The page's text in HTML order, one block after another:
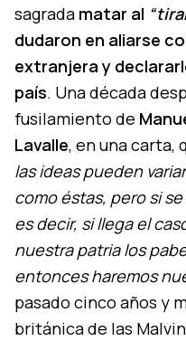
sagrada matar al
dudaron en aliarse
extranjera y
país. Una década
fusilamiento de
Lavalle, en una carta,
las ideas pueden
como éstas, pero si
es decir, si llega el
nuestra patria los
entonces haremos
pasado cinco años y
británica de las